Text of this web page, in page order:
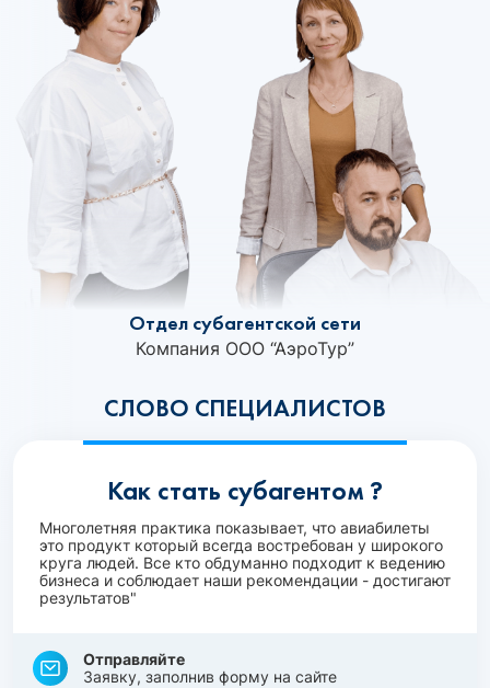
СЛОВО СПЕЦИАЛИСТОВ
Отдел субагентской сети
Компания ООО “АэроТур”
Как стать субагентом ?
Многолетняя практика показывает, что авиабилеты
это продукт который всегда востребован у широкого
круга людей. Все кто обдуманно подходит к ведению
бизнеса и соблюдает наши рекомендации - достигают
результатов"
Отправляйте
Заявку, заполнив форму на сайте